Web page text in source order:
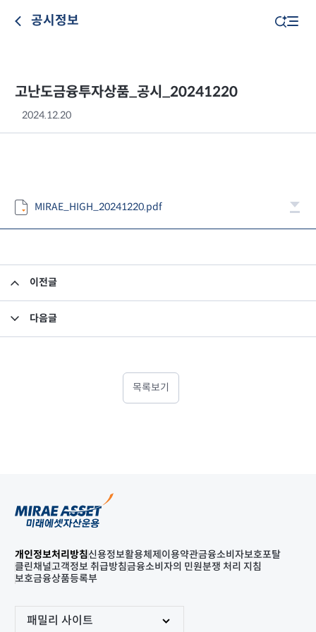
공시정보
고난도금융투자상품_공시_20241220
2024.12.20
MIRAE_HIGH_20241220.pdf
이전글
다음글
목록보기
개인정보처리방침신용정보활용체제 이용약관금융소비자보호포탈
클린채널고객정보 취급방침금융소비자의 민원분쟁 처리 지침
보호금융상품등록부
패밀리 사이트